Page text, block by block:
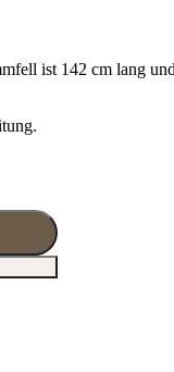
ist 142 cm lang